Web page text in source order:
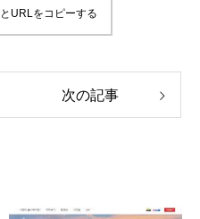
URLをコピーする
次の記事